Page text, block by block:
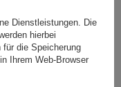
Dienstleistungen. Die
hierbei
für die Speicherung
Ihrem Web-Browser